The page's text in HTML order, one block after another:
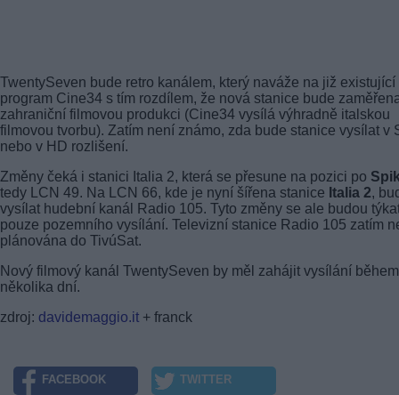
TwentySeven bude retro kanálem, který naváže na již existující
program Cine34 s tím rozdílem, že nová stanice bude
zahraniční filmovou produkci (Cine34 vysílá výhradně italskou
filmovou tvorbu). Zatím není známo, zda bude stanice vysílat v
nebo v HD rozlišení.
Změny čeká i stanici Italia 2, která se přesune na pozici po
tedy LCN 49. Na LCN 66, kde je nyní šířena stanice Italia 2,
vysílat hudební kanál Radio 105. Tyto změny se ale budou
pouze pozemního vysílání. Televizní stanice Radio 105 zatím
plánována do TivúSat.
Nový filmový kanál TwentySeven by měl zahájit vysílání během
několika dní.
zdroj: davidemaggio.it + franck
FACEBOOK TWITTER